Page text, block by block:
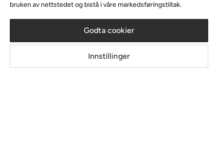
Inspirasjon
Om Chilli
bruken av nettstedet og bistå i våre markedsføringstiltak.
Godta cookier
Innstillinger